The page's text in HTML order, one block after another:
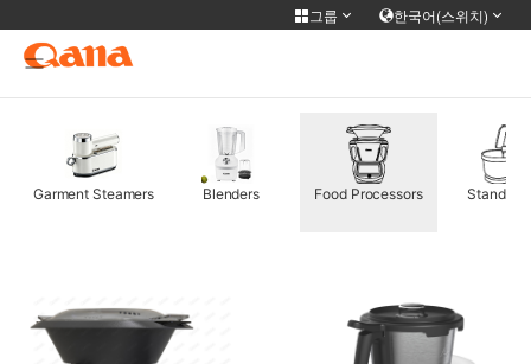
그룹 한국어(스위치)
그룹 사이트
Select language
简体中文 Français Deutsch
فارسی عربى
Garment Steamers Blenders Food Processors Stand